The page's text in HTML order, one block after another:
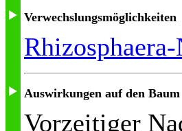
Verwechslungsmöglichkeiten
Auswirkungen auf den Baum
Vorzeitiger